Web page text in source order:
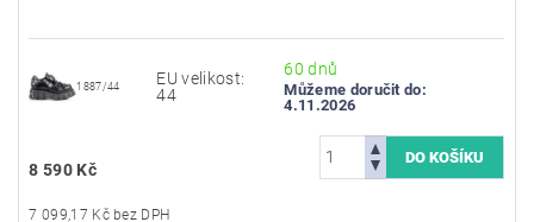
1887/44
EU velikost:
44
60 dnů
Můžeme doručit do:
4.11.2026
8 590 Kč
7 099,17 Kč bez DPH